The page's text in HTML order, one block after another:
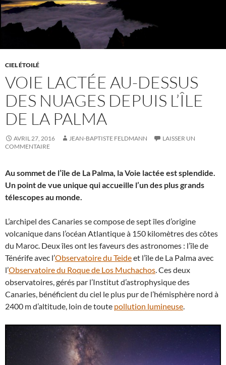
CIEL ÉTOILÉ
VOIE LACTÉE AU-DESSUS
DES NUAGES DEPUIS L’ÎLE
DE LA PALMA
AVRIL 27, 2016 JEAN-BAPTISTE FELDMANN
LAISSER UN
COMMENTAIRE
Au sommet de l’île de La Palma, la Voie lactée est splendide.
Un point de vue unique qui accueille l’un des plus grands
télescopes au monde.
L’archipel des Canaries se compose de sept îles d’origine
volcanique dans l’océan Atlantique à 150 kilomètres des côtes
du Maroc. Deux îles ont les faveurs des astronomes : l’île de
Ténérife avec l’Observatoire du Teideet l’île de La Palma avec
l’Observatoire du Roque de Los Muchachos. Ces deux
observatoires, gérés par l’Institut d’astrophysique des
Canaries, bénéficient du ciel le plus pur de l’hémisphère nord à
2400 m d’altitude, loin de toute pollution lumineuse.